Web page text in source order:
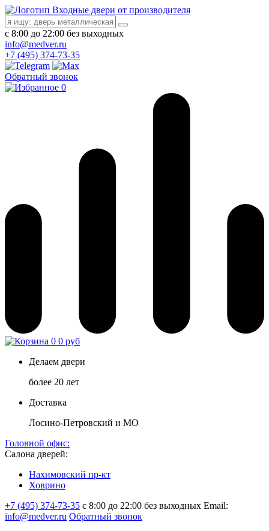
Входные двери от производителя
с 8:00 до 22:00 без выходных
info@medver.ru
+7 (495) 374-73-35
Обратный звонок
0
0 0 руб
Делаем двери
более 20 лет
Доставка
Лосино-Петровский и МО
Головной офис:
Салона дверей:
Нахимовский пр-кт
Ховрино
+7 (495) 374-73-35 с 8:00 до 22:00 без выходных Email:
info@medver.ru Обратный звонок